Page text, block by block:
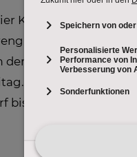
Kandidaten
am Herd
Hobby-Köche
Der Clou, nach
bis zum